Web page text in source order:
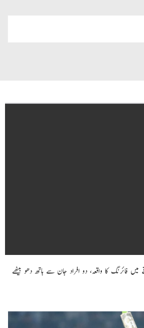
فائرنگ کا واقعہ، دو افراد جان سے ہاتھ دھو بیٹھے